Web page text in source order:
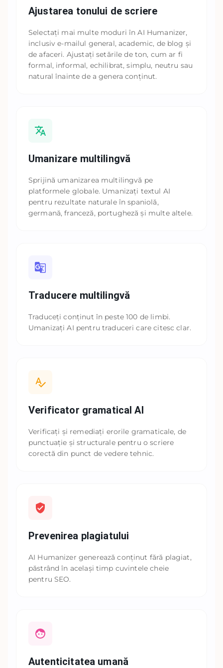
Ajustarea tonului de scriere
Selectați mai multe moduri în AI Humanizer,
inclusiv e-mailul general, academic, de blog și
de afaceri. Ajustați setările de ton, cum ar fi
formal, informal, echilibrat, simplu, neutru sau
natural înainte de a genera conținut.
Umanizare multilingvă
Sprijină umanizarea multilingvă pe
platformele globale. Umanizați textul AI
pentru rezultate naturale în spaniolă,
germană, franceză, portugheză și multe altele.
Traducere multilingvă
Traduceți conținut în peste 100 de limbi.
Umanizați AI pentru traduceri care citesc clar.
Verificator gramatical AI
Verificați și remediați erorile gramaticale, de
punctuație și structurale pentru o scriere
corectă din punct de vedere tehnic.
Prevenirea plagiatului
AI Humanizer generează conținut fără plagiat,
păstrând în același timp cuvintele cheie
pentru SEO.
Autenticitatea umană